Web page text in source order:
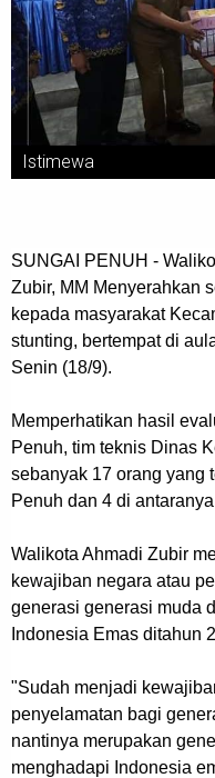
Istimewa
SUNGAI PENUH -
Zubir, MM Menyerahkan
kepada masyarakat
stunting, bertempat di
Senin (18/9).
Memperhatikan hasil
Penuh, tim teknis Dinas
sebanyak 17 orang yang
Penuh dan 4 di
Walikota Ahmadi Zubir
kewajiban negara atau
generasi generasi muda
Indonesia Emas ditahun
"Sudah menjadi
penyelamatan bagi
nantinya merupakan
menghadapi Indonesia